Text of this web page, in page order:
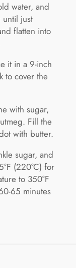
water, and
just
flatten into
it in a 9-inch
to cover the
with sugar,
Fill the
with butter.
sugar, and
(220°C) for
to 350°F
65 minutes